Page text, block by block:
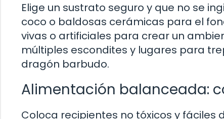
Elige un sustrato seguro y que no se
coco o baldosas cerámicas para el
vivas o artificiales para crear un
múltiples escondites y lugares para
dragón barbudo.
Alimentación balanceada:
Coloca recipientes no tóxicos y